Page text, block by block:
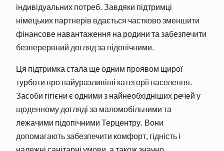
індивідуальних потреб. Завдяки підтримці
німецьких партнерів вдається частково зменшити
фінансове навантаження на родини та забезпечити
безперервний догляд за підопічними.
Ця підтримка стала ще одним проявом щирої
турботи про найуразливіші категорії населення.
Засоби гігієни є одними з найнеобхідніших речей у
щоденному догляді за маломобільними та
лежачими підопічними Терцентру. Вони
допомагають забезпечити комфорт, гідність і